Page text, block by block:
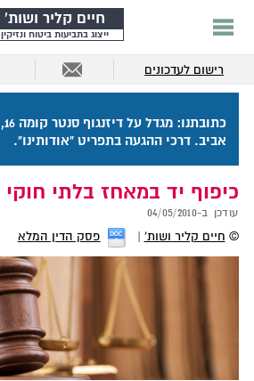
חיים קליר ושות'
ייצוג בתביעות ביטוח ונזיקין
רישום לעדכונים
אביב. דרכי ההגעה בתפריט "אודותינו".
כיפוף יד במאחז בלתי חוקי
עודכן ב-04/05/2010
© חיים קליר ושות' פסק הדין המלא